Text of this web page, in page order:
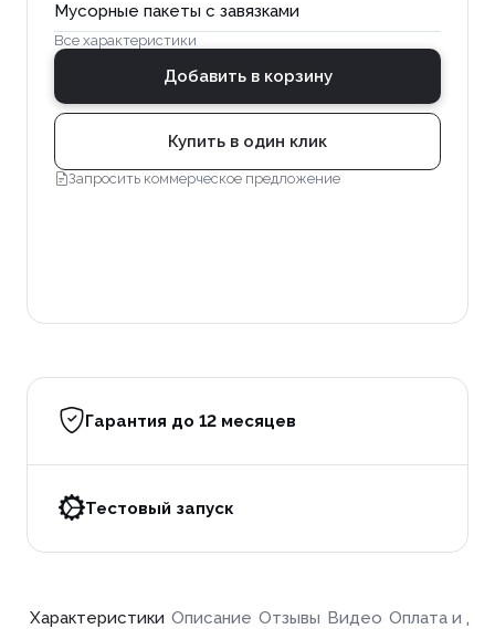
Мусорные пакеты с завязками
Все характеристики
Добавить в корзину
Купить в один клик
Запросить коммерческое предложение
Гарантия до 12 месяцев
Тестовый запуск
Характеристики Описание Отзывы Видео Оплата и